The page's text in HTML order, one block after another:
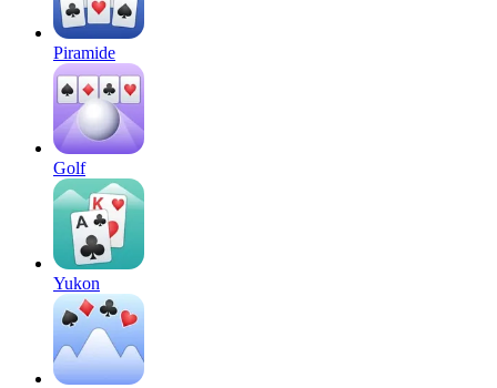
Piramide
Golf
Yukon